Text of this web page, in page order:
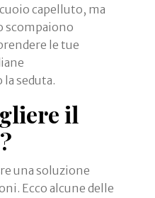
capelluto, ma
scompaiono
le tue
seduta.
il
una soluzione
Ecco alcune delle